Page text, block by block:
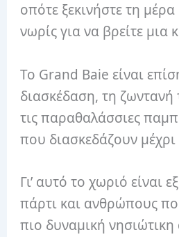
οπότε ξεκινήστε τη
νωρίς για να βρείτε μια
Το Grand Baie είναι
διασκέδαση, τη
τις παραθαλάσσιες
που διασκεδάζουν μέχρι
Γι’ αυτό το χωριό είναι
πάρτι και ανθρώπους
πιο δυναμική